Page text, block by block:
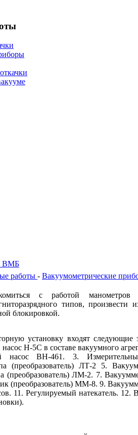
ВМБ
работы - Вакуумометрические
с работой манометров
типов, произвести
блокировкой.
установку входят следующие
Н-5С в составе вакуумного
насос ВН-461. 3.
(преобразователь) ЛТ-2 5.
(преобразователь) ЛМ-2. 7.
(преобразователь) ММ-8. 9.
11. Регулируемый натекатель. 12.